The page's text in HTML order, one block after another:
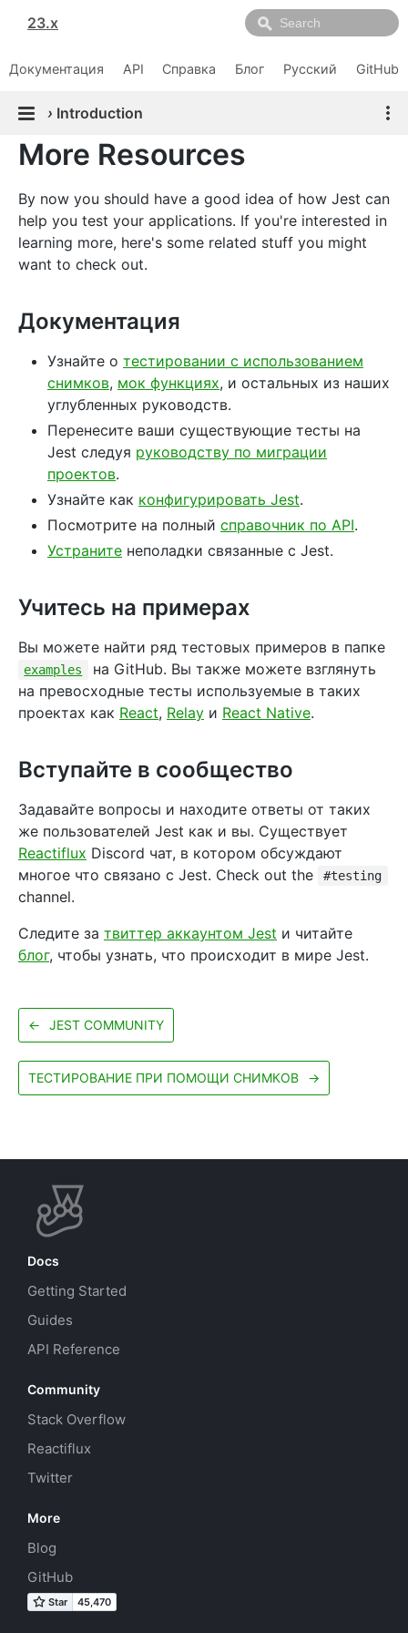
23.x
Документация API Справка Блог Русский GitHub
› Introduction
More Resources
By now you should have a good idea of how Jest can
help you test your applications. If you're interested in
learning more, here's some related stuff you might
want to check out.
Документация
Узнайте о тестировании с использованием
снимков, мок функциях, и остальных из наших
углубленных руководств.
Перенесите ваши существующие тесты на
Jest следуя руководству по миграции
проектов.
Узнайте как конфигурировать Jest.
Посмотрите на полный справочник по API.
Устраните неполадки связанные с Jest.
Учитесь на примерах
Вы можете найти ряд тестовых примеров в папке
examples
на GitHub. Вы также можете взглянуть
на превосходные тесты используемые в таких
проектах как React, Relay и React Native.
Вступайте в сообщество
Задавайте вопросы и находите ответы от таких
же пользователей Jest как и вы. Существует
Reactiflux Discord чат, в котором обсуждают
многое что связано с Jest. Check out the
#testing
channel.
Следите за твиттер аккаунтом Jest и читайте
блог, чтобы узнать, что происходит в мире Jest.
← JEST COMMUNITY
ТЕСТИРОВАНИЕ ПРИ ПОМОЩИ СНИМКОВ →
Docs
Getting Started
Guides
API Reference
Community
Stack Overflow
Reactiflux
Twitter
More
Blog
GitHub